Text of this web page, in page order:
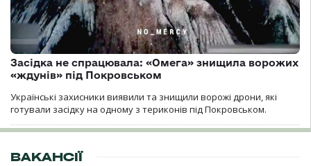
Засідка не спрацювала: «Омега» знищила ворожих
«ждунів» під Покровськом
Українські захисники виявили та знищили ворожі дрони, які
готували засідку на одному з териконів під Покровськом.
ВАКАНСІЇ